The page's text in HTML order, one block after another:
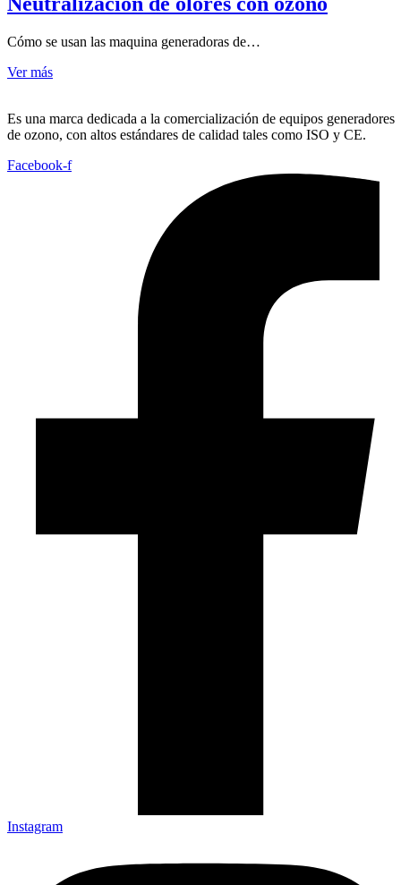
Cómo se usan las maquina generadoras de…
Ver más
Es una marca dedicada a la comercialización de equipos generadores
de ozono, con altos estándares de calidad tales como ISO y CE.
Facebook-f
Instagram